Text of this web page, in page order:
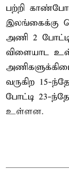
பற்றி
இலங்கைக்கு
அணி 2
விளையாட
வருகிற 15-
போட்டி 23-
உள்ளன.